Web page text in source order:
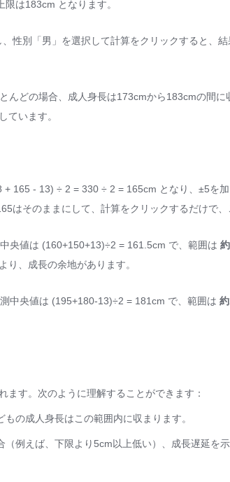
は183cm となります。
性別「男」を選択して計算をクリックすると、
んどの場合、成人身長は173cmから183cmの間
ています。
165 - 13) ÷ 2 = 330 ÷ 2 = 165cm となり、±5を
はそのままにして、計算をクリックするだけで、
央値は (160+150+13)÷2 = 161.5cm で、範囲は
、成長の余地があります。
中央値は (195+180-13)÷2 = 181cm で、範囲は
す。次のように理解することができます：
の成人身長はこの範囲内に収まります。
例えば、下限より5cm以上低い）、成長遅延を